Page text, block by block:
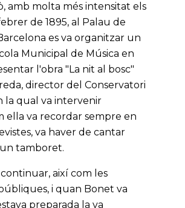
amb molta més intensitat els
de 1895, al Palau de
es va organitzar un
Municipal de Música en
l'obra "La nit al bosc"
director del Conservatori
la qual va intervenir
ella va recordar sempre en
va haver de cantar
tamboret.
així com les
i quan Bonet va
preparada la va